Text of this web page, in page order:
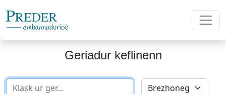
Geriadur keflinenn